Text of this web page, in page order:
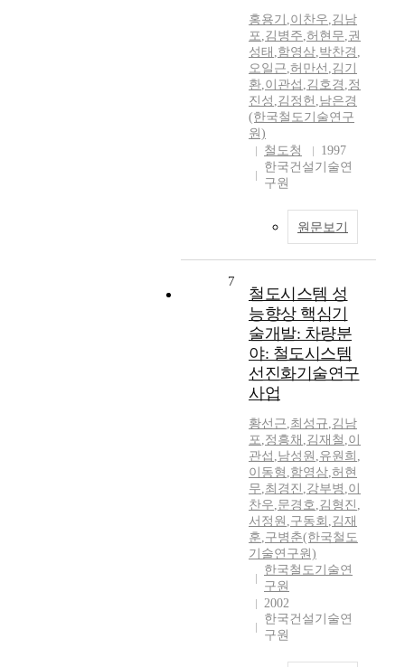
홍용기 ,이찬우,김남
포,김병주,허현무,권
성태 ,함영삼,박찬경 ,
오일근,허만선 ,김기
환,이관섭 ,김호경 ,정
진성 ,김정헌 ,남은경
(한국철도기술연구
원)
철도청
1997
한국건설기술연
구원
원문보기
7
철도시스템 성
능향상 핵심기
술개발: 차량분
야: 철도시스템
선진화기술연구
사업
황선근,최성규,김남
포,정흥채 ,김재철 ,이
관섭 ,남성원 ,유원희 ,
이동형 ,함영삼,허현
무,최경진 ,강부병 ,이
찬우,문경호,김형진 ,
서정원 ,구동회 ,김재
훈,구병춘(한국철도
기술연구원)
한국철도기술연
구원
2002
한국건설기술연
구원